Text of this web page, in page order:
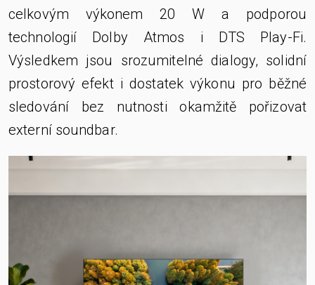
celkovým výkonem 20 W a podporou
technologií Dolby Atmos i DTS Play-Fi.
Výsledkem jsou srozumitelné dialogy, solidní
prostorový efekt i dostatek výkonu pro běžné
sledování bez nutnosti okamžitě pořizovat
externí soundbar.